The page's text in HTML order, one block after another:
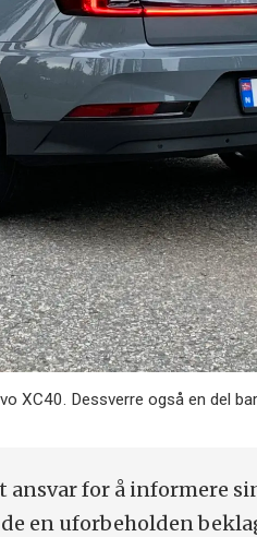
XC40. Dessverre også en del
ansvar for å informere
en uforbeholden